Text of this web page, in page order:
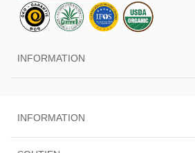
INFORMATION
INFORMATION